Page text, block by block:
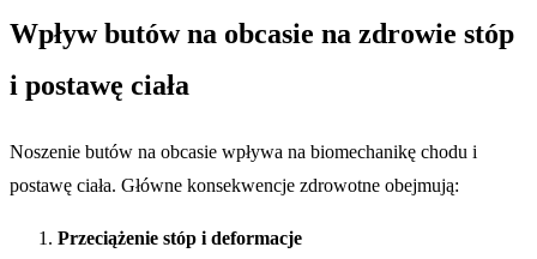
Wpływ butów na obcasie na zdrowie stóp
i postawę ciała
Noszenie butów na obcasie wpływa na biomechanikę chodu i
postawę ciała. Główne konsekwencje zdrowotne obejmują:
Przeciążenie stóp i deformacje